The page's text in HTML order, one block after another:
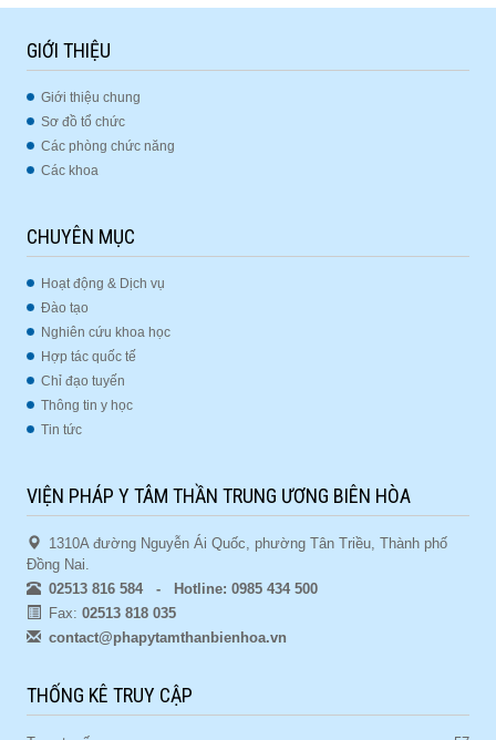
GIỚI THIỆU
Giới thiệu chung
Sơ đồ tổ chức
Các phòng chức năng
Các khoa
CHUYÊN MỤC
Hoạt động & Dịch vụ
Đào tạo
Nghiên cứu khoa học
Hợp tác quốc tế
Chỉ đạo tuyến
Thông tin y học
Tin tức
VIỆN PHÁP Y TÂM THẦN TRUNG ƯƠNG BIÊN HÒA
1310A đường Nguyễn Ái Quốc, phường Tân Triều, Thành phố
Đồng Nai.
02513 816 584 - Hotline: 0985 434 500
Fax: 02513 818 035
contact@phapytamthanbienhoa.vn
THỐNG KÊ TRUY CẬP